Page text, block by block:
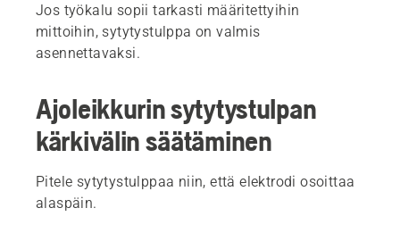
Jos työkalu sopii tarkasti määritettyihin
mittoihin, sytytystulppa on valmis
asennettavaksi.
Ajoleikkurin sytytystulpan
kärkivälin säätäminen
Pitele sytytystulppaa niin, että elektrodi osoittaa
alaspäin.